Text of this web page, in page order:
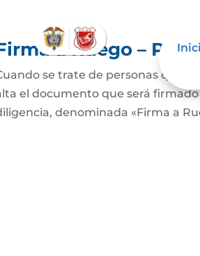
a Ruego –
se trate de personas que
el documento que será
denominada «Firma a